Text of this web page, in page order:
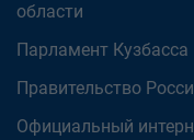
области
Парламент Кузбасса
Правительство
Официальный